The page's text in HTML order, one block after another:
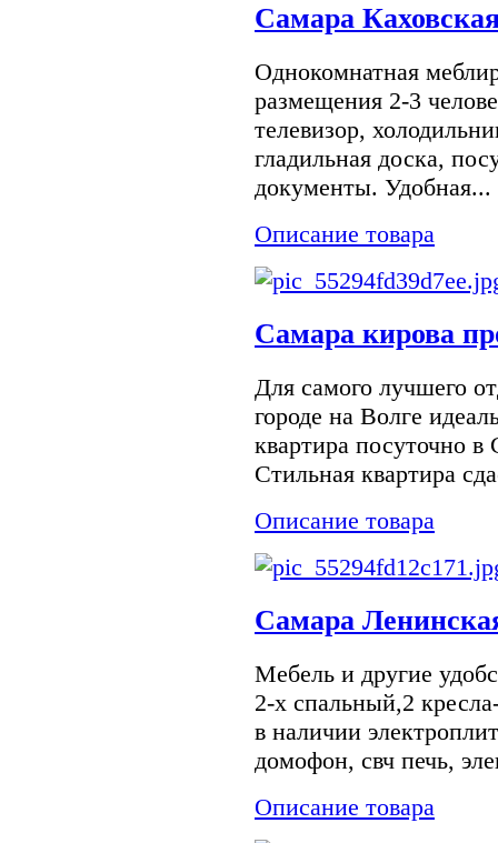
Самара
Однокомнатная
размещения 2-3
телевизор,
гладильная доска,
документы. Удобная...
Описание товара
Самара кирова
Для самого лучшего
городе на Волге
квартира посуточно
Стильная квартира
Описание товара
Самара
Мебель и другие
2-х спальный,2
в наличии
домофон, свч печь,
Описание товара